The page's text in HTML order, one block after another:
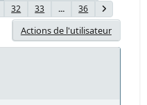
32 33 ... 36
Actions de l'utilisateur